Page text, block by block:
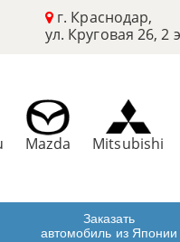
г. Краснодар,
ул. Круговая 26, 2
Mazda Mitsubishi
Заказать
автомобиль из Японии